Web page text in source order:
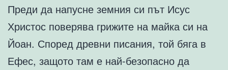
Преди да напусне земния си път Исус
Христос поверява грижите на майка си на
Йоан. Според древни писания, той бяга в
Ефес, защото там е най-безопасно да